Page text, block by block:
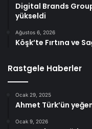
Digital Brands
yükseldi
Ağustos 6, 2026
Köşk’te Fırtına ve
Rastgele Haberler
Ocak 29, 2025
Ahmet Türk’ün
Ocak 9, 2026